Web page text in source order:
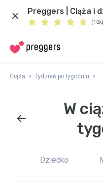
Preggers | Ciąża i
(10k)
Ciąża Tydzień po tygodniu
W
Dziecko